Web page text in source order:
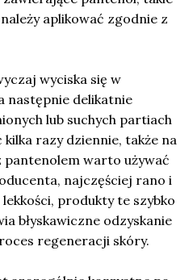
aplikować zgodnie z
wyciska się w
następnie delikatnie
lub suchych partiach
razy dziennie, także na
pantenolem warto używać
najczęściej rano i
produkty te szybko
błyskawiczne odzyskanie
regeneracji skóry.